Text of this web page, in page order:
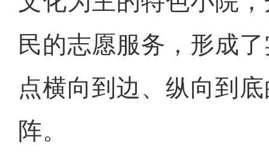
民的志愿服务，形成
点横向到边、纵向到
阵。